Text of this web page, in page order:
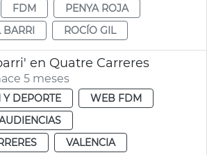
FDM
PENYA ROJA
BARRI
ROCÍO GIL
en Quatre Carreres
5 meses
DEPORTE
WEB FDM
VALENCIA